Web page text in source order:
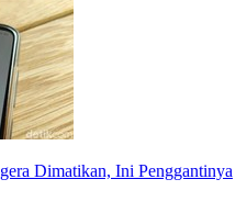
Dimatikan, Ini Penggantinya